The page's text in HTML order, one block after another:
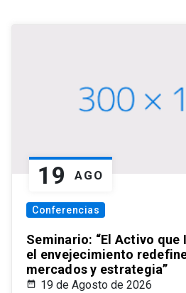
19 AGO
Conferencias
Seminario: “El Activo que
el envejecimiento
mercados y estrategia”
19 de Agosto de 2026